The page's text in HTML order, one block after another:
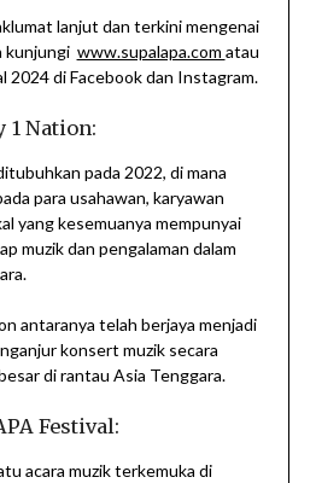
lanjut dan terkini mengenai
kunjungi www.supalapa.com atau
2024 di Facebook dan Instagram.
1 Nation:
pada 2022, di mana
para usahawan, karyawan
yang kesemuanya mempunyai
muzik dan pengalaman dalam
antaranya telah berjaya menjadi
konsert muzik secara
di rantau Asia Tenggara.
Festival:
acara muzik terkemuka di